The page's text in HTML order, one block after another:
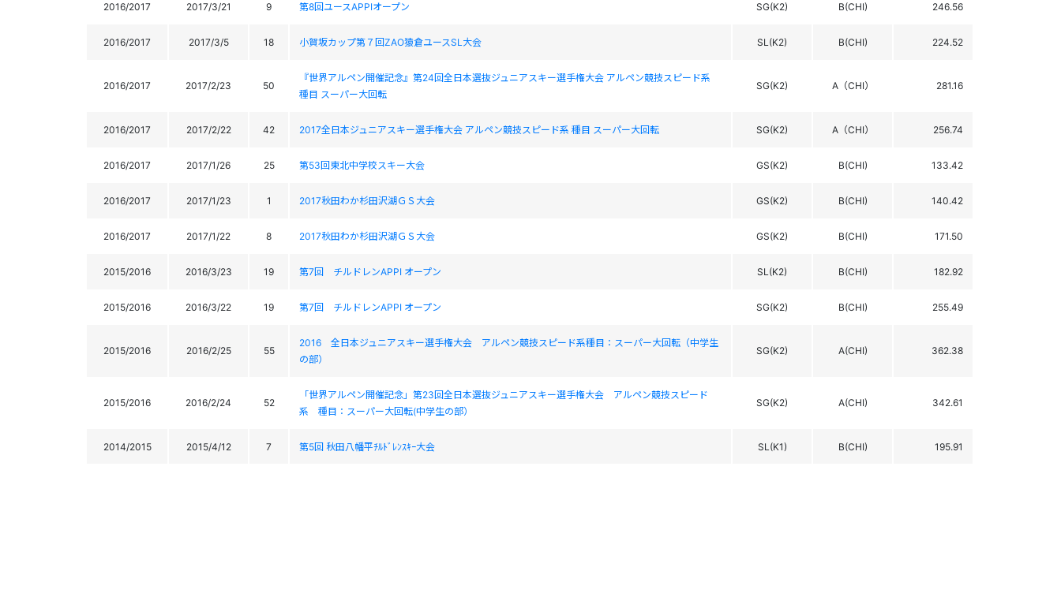
2016/2017 2017/3/21 9 第8回ユースAPPIオープン SG(K2) B(CHI) 246.56
2016/2017 2017/3/5 18 小賀坂カップ第７回ZAO猿倉ユースSL大会 SL(K2) B(CHI) 224.52
2016/2017 2017/2/23 50
『世界アルペン開催記念』第24回全日本選抜ジュニアスキー選手権大会 アルペン競技スピード系
種目 スーパー大回転
SG(K2) A（CHI） 281.16
2016/2017 2017/2/22 42 2017全日本ジュニアスキー選手権大会 アルペン競技スピード系 種目 スーパー大回転 SG(K2) A（CHI） 256.74
2016/2017 2017/1/26 25 第53回東北中学校スキー大会 GS(K2) B(CHI) 133.42
2016/2017 2017/1/23 1 2017秋田わか杉田沢湖ＧＳ大会 GS(K2) B(CHI) 140.42
2016/2017 2017/1/22 8 2017秋田わか杉田沢湖ＧＳ大会 GS(K2) B(CHI) 171.50
2015/2016 2016/3/23 19 第7回 チルドレンAPPI オープン SL(K2) B(CHI) 182.92
2015/2016 2016/3/22 19 第7回 チルドレンAPPI オープン SG(K2) B(CHI) 255.49
2015/2016 2016/2/25 55
2016 全日本ジュニアスキー選手権大会 アルペン競技スピード系種目：スーパー大回転（中学生
の部）
SG(K2) A(CHI) 362.38
2015/2016 2016/2/24 52
「世界アルペン開催記念」第23回全日本選抜ジュニアスキー選手権大会 アルペン競技スピード
系 種目：スーパー大回転(中学生の部）
SG(K2) A(CHI) 342.61
2014/2015 2015/4/12 7 第5回 秋田八幡平ﾁﾙﾄﾞﾚﾝｽｷｰ大会 SL(K1) B(CHI) 195.91